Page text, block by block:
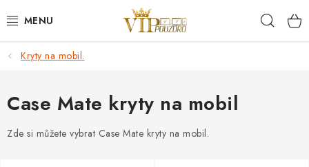
na
KRYTY NA MOBIL.
OCHRANA DISPLEJE - SKLO A FÓLIE
KABELY A NABÍJEČKY
Kryty na mobil.
Case Mate kryty na mobil
Zde si můžete vybrat Case Mate kryty na mobil.